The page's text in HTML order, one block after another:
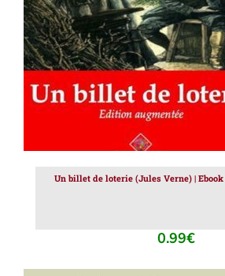
Un billet de loterie (Jules Verne) |
0.99€